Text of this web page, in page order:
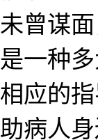
未曾谋
是一种
相应的
助病人